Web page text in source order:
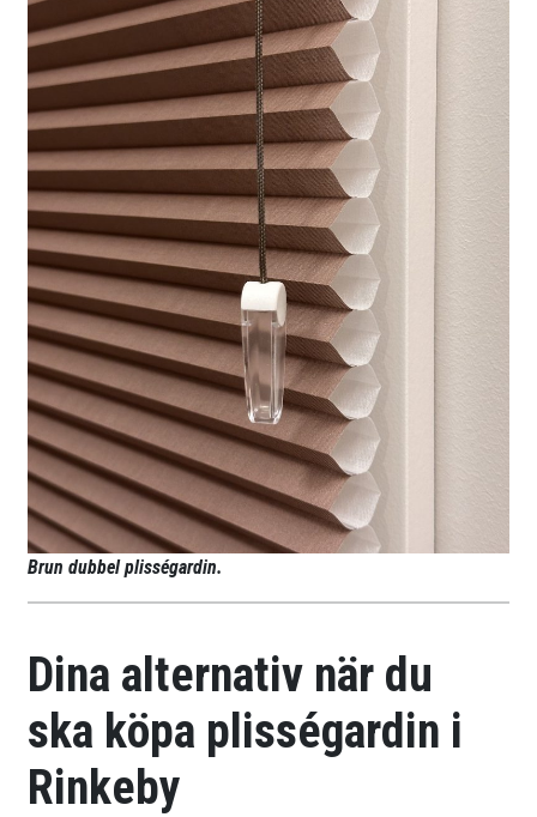
Brun dubbel plisségardin.
Dina alternativ när du
ska köpa plisségardin i
Rinkeby